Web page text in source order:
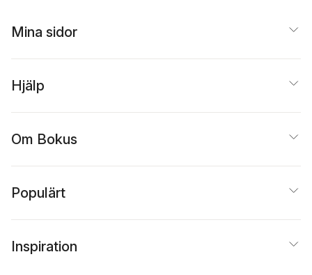
Mina sidor
Hjälp
Om Bokus
Populärt
Inspiration